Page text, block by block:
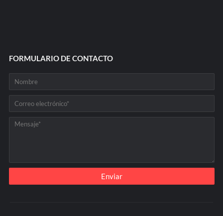
FORMULARIO DE CONTACTO